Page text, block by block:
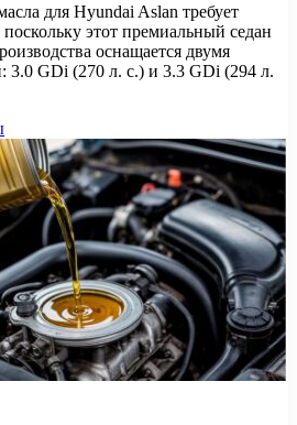
для Hyundai Aslan требует
этот премиальный седан
оснащается двумя
3.0 GDi (270 л. с.) и 3.3 GDi (294 л.